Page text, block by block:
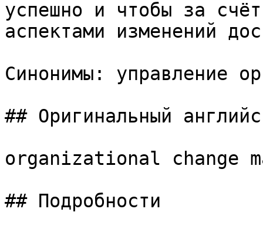
успешно и чтобы за
аспектами изменений
Синонимы: управление
## Оригинальный
organizational change
## Подробности